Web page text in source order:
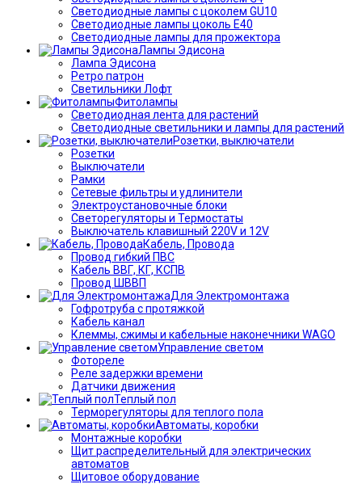
Светодиодные лампы с цоколем GU10
Светодиодные лампы цоколь Е40
Светодиодные лампы для прожектора
Лампы Эдисона
Лампа Эдисона
Ретро патрон
Светильники Лофт
Фитолампы
Светодиодная лента для растений
Светодиодные светильники и лампы для растений
Розетки, выключатели
Розетки
Выключатели
Рамки
Сетевые фильтры и удлинители
Электроустановочные блоки
Светорегуляторы и Термостаты
Выключатель клавишный 220V и 12V
Кабель, Провода
Провод гибкий ПВС
Кабель ВВГ, КГ, КСПВ
Провод ШВВП
Для Электромонтажа
Гофротруба с протяжкой
Кабель канал
Клеммы, сжимы и кабельные наконечники WAGO
Управление светом
Фотореле
Реле задержки времени
Датчики движения
Теплый пол
Терморегуляторы для теплого пола
Автоматы, коробки
Монтажные коробки
Щит распределительный для электрических
автоматов
Щитовое оборудование